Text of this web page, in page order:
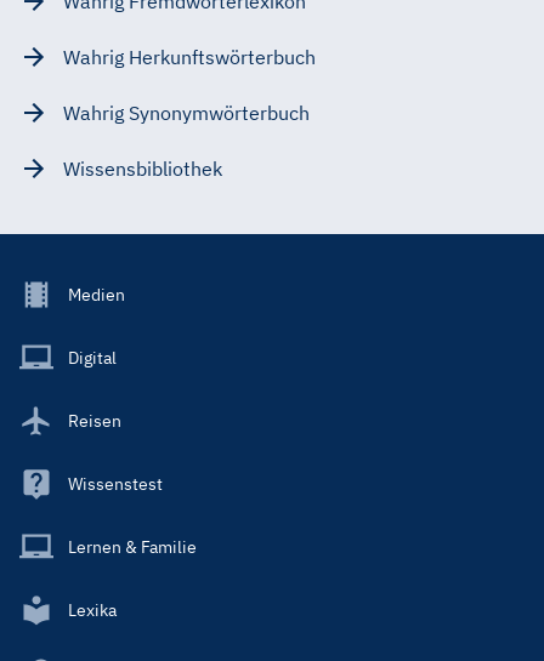
Wahrig Herkunftswörterbuch
Wahrig Synonymwörterbuch
Wissensbibliothek
Footer
Main
Medien
Digital
Reisen
Wissenstest
Lernen & Familie
Lexika